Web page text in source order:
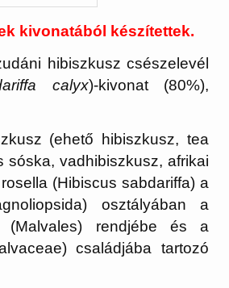
kivonatából készítettek.
hibiszkusz csészelevél
calyx)-kivonat (80%),
(ehető hibiszkusz, tea
sóska, vadhibiszkusz, afrikai
(Hibiscus sabdariffa) a
osztályában a
(Malvales) rendjébe és a
családjába tartozó